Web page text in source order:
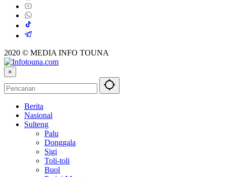
2020 © MEDIA INFO TOUNA
×
Berita
Nasional
Sulteng
Palu
Donggala
Sigi
Toli-toli
Buol